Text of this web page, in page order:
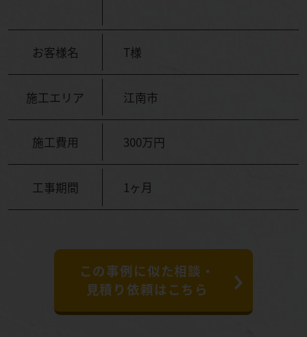
お客様名 T様
施工エリア 江南市
施工費用 300万円
工事期間 1ヶ月
この事例に似た相談・
見積り依頼はこちら